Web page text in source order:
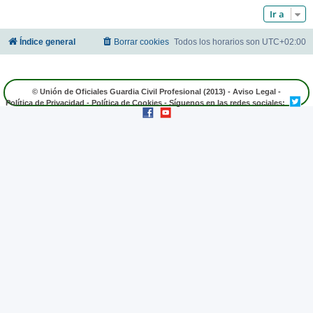
Ir a
Índice general Todos los horarios son UTC+02:00
Borrar cookies
© Unión de Oficiales Guardia Civil Profesional (2013) - Aviso Legal -
Política de Privacidad - Política de Cookies - Síguenos en las redes sociales: